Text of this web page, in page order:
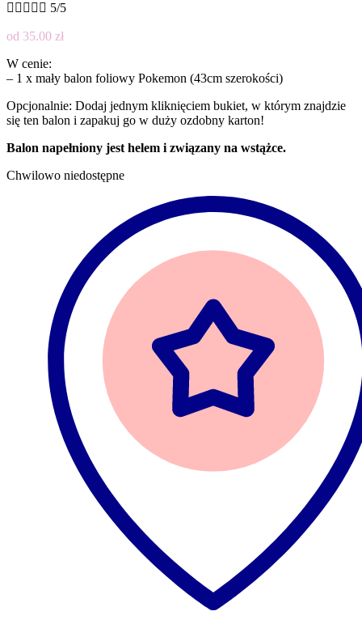
     5/5
od 35.00 zł
W cenie:
– 1 x mały balon foliowy Pokemon (43cm szerokości)
Opcjonalnie: Dodaj jednym kliknięciem bukiet, w którym znajdzie
się ten balon i zapakuj go w duży ozdobny karton!
Balon napełniony jest helem i związany na wstążce.
Chwilowo niedostępne